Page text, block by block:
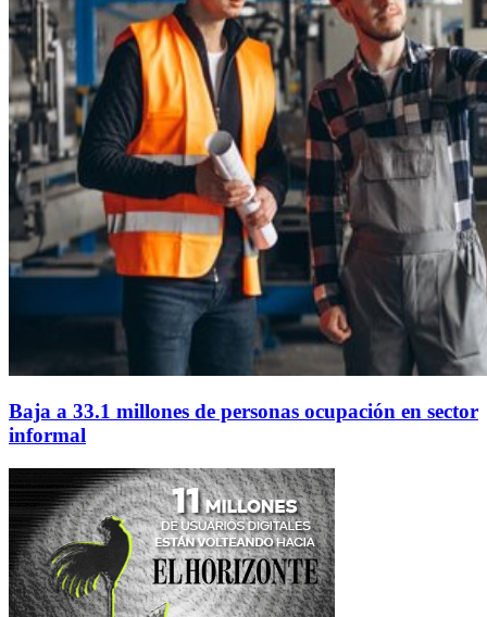
Baja a 33.1 millones de personas ocupación en sector
informal